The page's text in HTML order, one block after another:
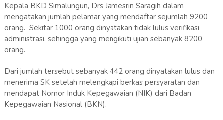
Kepala BKD Simalungun, Drs Jamesrin Saragih dalam
mengatakan jumlah pelamar yang mendaftar sejumlah 9200
orang. Sekitar 1000 orang dinyatakan tidak lulus verifikasi
administrasi, sehingga yang mengikuti ujian sebanyak 8200
orang.
Dari jumlah tersebut sebanyak 442 orang dinyatakan lulus dan
menerima SK setelah melengkapi berkas persyaratan dan
mendapat Nomor Induk Kepegawaian (NIK) dari Badan
Kepegawaian Nasional (BKN).